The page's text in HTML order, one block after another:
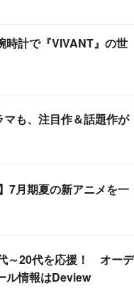
時計で『VIVANT』の世
も、注目作＆話題作が
7月期夏の新アニメを一
～20代を応援！ オーデ
ル情報はDeview